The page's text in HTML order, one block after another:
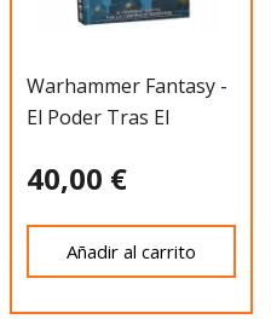
Warhammer Fantasy -
El Poder Tras El
40,00 €
Añadir al carrito